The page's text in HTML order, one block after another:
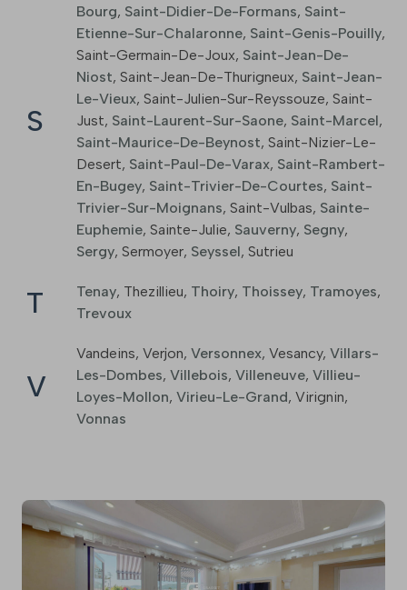
S
Bourg, Saint-Didier-De-Formans, Saint-
Etienne-Sur-Chalaronne, Saint-Genis-Pouilly,
Saint-Germain-De-Joux, Saint-Jean-De-
Niost, Saint-Jean-De-Thurigneux, Saint-Jean-
Le-Vieux, Saint-Julien-Sur-Reyssouze, Saint-
Just, Saint-Laurent-Sur-Saone, Saint-Marcel,
Saint-Maurice-De-Beynost, Saint-Nizier-Le-
Desert, Saint-Paul-De-Varax, Saint-Rambert-
En-Bugey, Saint-Trivier-De-Courtes, Saint-
Trivier-Sur-Moignans, Saint-Vulbas, Sainte-
Euphemie, Sainte-Julie, Sauverny, Segny,
Sergy, Sermoyer, Seyssel, Sutrieu
T Tenay, Thezillieu, Thoiry, Thoissey, Tramoyes,
Trevoux
V
Vandeins, Verjon, Versonnex, Vesancy, Villars-
Les-Dombes, Villebois, Villeneuve, Villieu-
Loyes-Mollon, Virieu-Le-Grand, Virignin,
Vonnas